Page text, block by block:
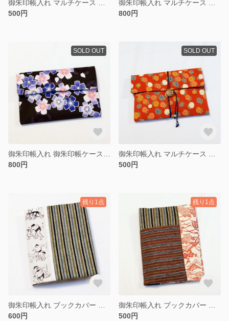
500円
800円
SOLD OUT
800円
SOLD OUT
500円
残り1点
600円
残り1点
500円